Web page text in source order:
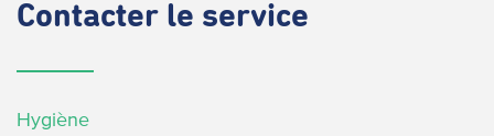
Contacter le service
Hygiène